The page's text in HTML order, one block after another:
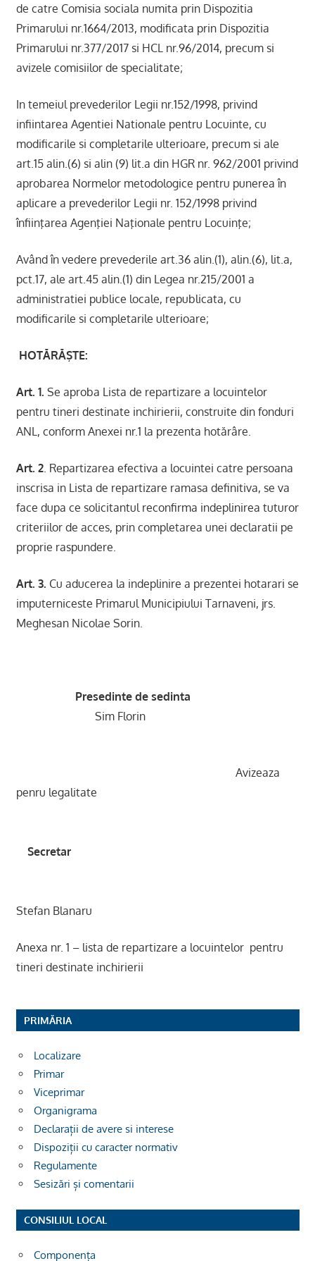
de catre Comisia sociala numita prin Dispozitia
Primarului nr.1664/2013, modificata prin Dispozitia
Primarului nr.377/2017 si HCL nr.96/2014, precum si
avizele comisiilor de specialitate;
In temeiul prevederilor Legii nr.152/1998, privind
infiintarea Agentiei Nationale pentru Locuinte, cu
modificarile si completarile ulterioare, precum si ale
art.15 alin.(6) si alin (9) lit.a din HGR nr. 962/2001 privind
aprobarea Normelor metodologice pentru punerea în
aplicare a prevederilor Legii nr. 152/1998 privind
înfiinţarea Agenţiei Naţionale pentru Locuinţe;
Având în vedere prevederile art.36 alin.(1), alin.(6), lit.a,
pct.17, ale art.45 alin.(1) din Legea nr.215/2001 a
administratiei publice locale, republicata, cu
modificarile si completarile ulterioare;
HOTĂRĂŞTE:
Art. 1. Se aproba Lista de repartizare a locuintelor
pentru tineri destinate inchirierii, construite din fonduri
ANL, conform Anexei nr.1 la prezenta hotărâre.
Art. 2. Repartizarea efectiva a locuintei catre persoana
inscrisa in Lista de repartizare ramasa definitiva, se va
face dupa ce solicitantul reconfirma indeplinirea tuturor
criteriilor de acces, prin completarea unei declaratii pe
proprie raspundere.
Art. 3. Cu aducerea la indeplinire a prezentei hotarari se
imputerniceste Primarul Municipiului Tarnaveni, jrs.
Meghesan Nicolae Sorin.
Presedinte de sedinta
Sim Florin
Avizeaza
penru legalitate
Secretar
Stefan Blanaru
Anexa nr. 1 – lista de repartizare a locuintelor pentru
tineri destinate inchirierii
PRIMĂRIA
Localizare
Primar
Viceprimar
Organigrama
Declarații de avere si interese
Dispoziții cu caracter normativ
Regulamente
Sesizări și comentarii
CONSILIUL LOCAL
Componența